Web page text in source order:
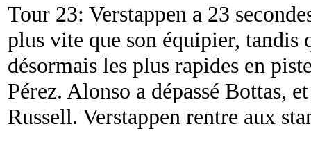
Tour 23: Verstappen a 23
plus vite que son équipier, tandis
désormais les plus rapides en
Pérez. Alonso a dépassé Bottas,
Russell. Verstappen rentre aux